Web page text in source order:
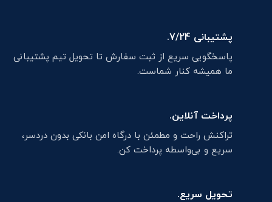
پشتیبانی 7/24.
پاسخگویی سریع از ثبت سفارش تا تحویل تیم پشتیبانی
ما همیشه کنار شماست.
پرداخت آنلاین.
تراکنش راحت و مطمئن با درگاه امن بانکی بدون دردسر،
سریع و بی‌واسطه پرداخت کن.
تحویل سریع.